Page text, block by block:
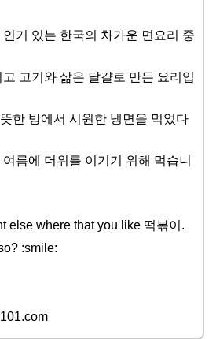
기 있는 한국의 차가운 면요리 중
고기와 삶은 달걀로 만든 요리입
한 방에서 시원한 냉면을 먹었다
름에 더위를 이기기 위해 먹습니
else where that you like 떡볶이.
:smile: